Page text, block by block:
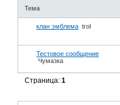
Тема
клан эмблема trol
Тестовое сообщение
Чумазка
Страница:1